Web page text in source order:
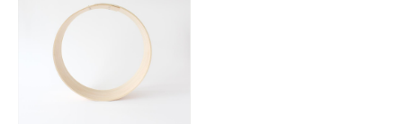
お買い物を続ける